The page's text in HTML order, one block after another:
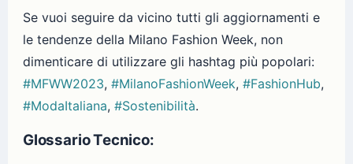
Se vuoi seguire da vicino tutti gli aggiornamenti e
le tendenze della Milano Fashion Week, non
dimenticare di utilizzare gli hashtag più popolari:
#MFWW2023, #MilanoFashionWeek, #FashionHub,
#ModaItaliana, #Sostenibilità.
Glossario Tecnico: